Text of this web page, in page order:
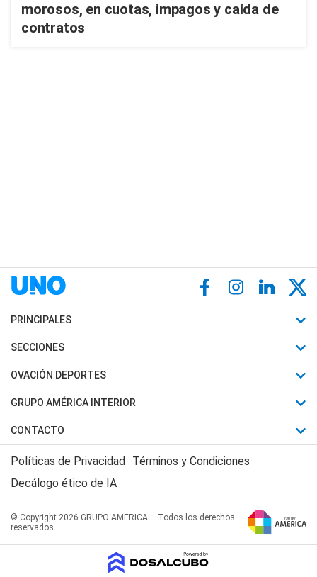
morosos, en cuotas, impagos y caída de
contratos
PRINCIPALES
Últimas Noticias
Política
Judiciales
Economia
SECCIONES
Horóscopo
Motores
Trucos caseros
Series y Películas
Edictos y Solicitadas
OVACIÓN DEPORTES
Fútbol
Mundial
Automovilismo
Rugby
Básquet
GRUPO AMÉRICA INTERIOR
Canal 7 en Vivo
San Juan 8
CONTACTO
Acerca de Nosotros
Contactanos
Políticas de Privacidad Términos y Condiciones
Decálogo ético de IA
© Copyright 2026 GRUPO AMERICA – Todos los derechos
reservados